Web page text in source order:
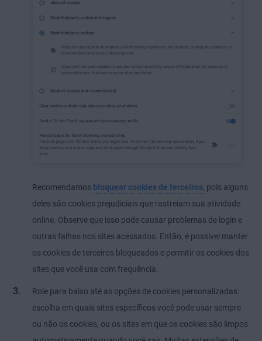
Recomendamos bloquear cookies de terceiros , pois alguns
deles são cookies prejudiciais que rastreiam sua atividade
online. Observe que isso pode causar problemas de login e
outras falhas nos sites acessados. Então, é possível manter
os cookies de terceiros bloqueados e permitir os cookies dos
sites que você usa com frequência.
Role para baixo até as opções de cookies personalizadas:
escolha em quais sites específicos você pode usar sempre
ou não os cookies, ou os sites em que os cookies são limpos